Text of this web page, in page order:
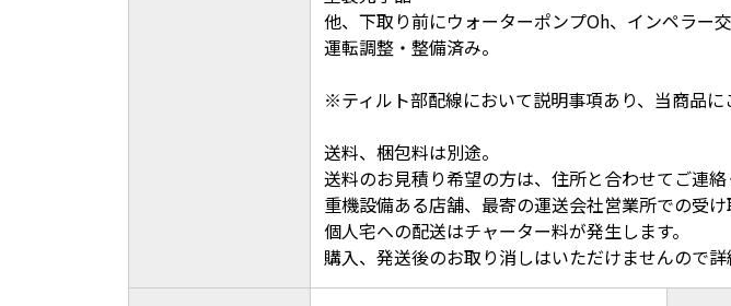
他、下取り前にウォーターポンプOh、インペラー
運転調整・整備済み。
※ティルト部配線において説明事項あり、当商品に
送料、梱包料は別途。
送料のお見積り希望の方は、住所と合わせてご連絡
重機設備ある店舗、最寄の運送会社営業所での受
個人宅への配送はチャーター料が発生します。
購入、発送後のお取り消しはいただけませんので詳